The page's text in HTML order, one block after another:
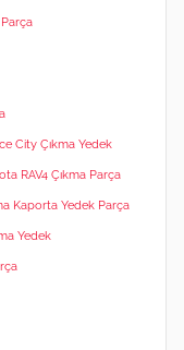
City Çıkma Yedek
RAV4 Çıkma Parça
Kaporta Yedek Parça
Yedek